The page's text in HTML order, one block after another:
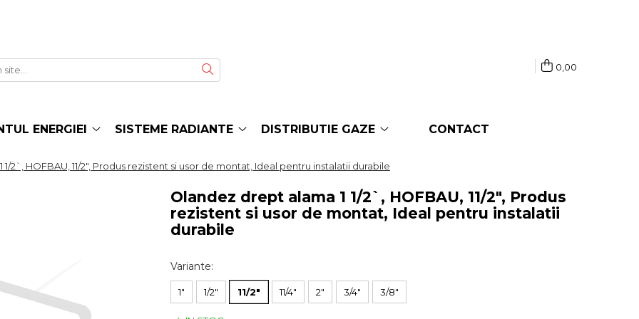
0,00
ENERGIEI SISTEME RADIANTE DISTRIBUTIE GAZE CONTACT
2`, HOFBAU, 11/2", Produs rezistent si usor de montat, Ideal pentru instalatii durabile
Olandez drept alama 1 1/2`, HOFBAU, 11/2", Produs
rezistent si usor de montat, Ideal pentru instalatii
durabile
Variante:
1" 1/2" 11/2" 11/4" 2" 3/4" 3/8"